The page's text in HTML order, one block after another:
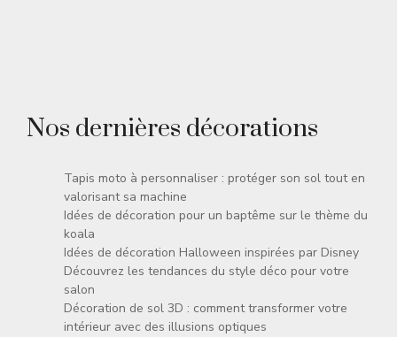
Nos dernières décorations
Tapis moto à personnaliser : protéger son sol tout en
valorisant sa machine
Idées de décoration pour un baptême sur le thème du
koala
Idées de décoration Halloween inspirées par Disney
Découvrez les tendances du style déco pour votre
salon
Décoration de sol 3D : comment transformer votre
intérieur avec des illusions optiques